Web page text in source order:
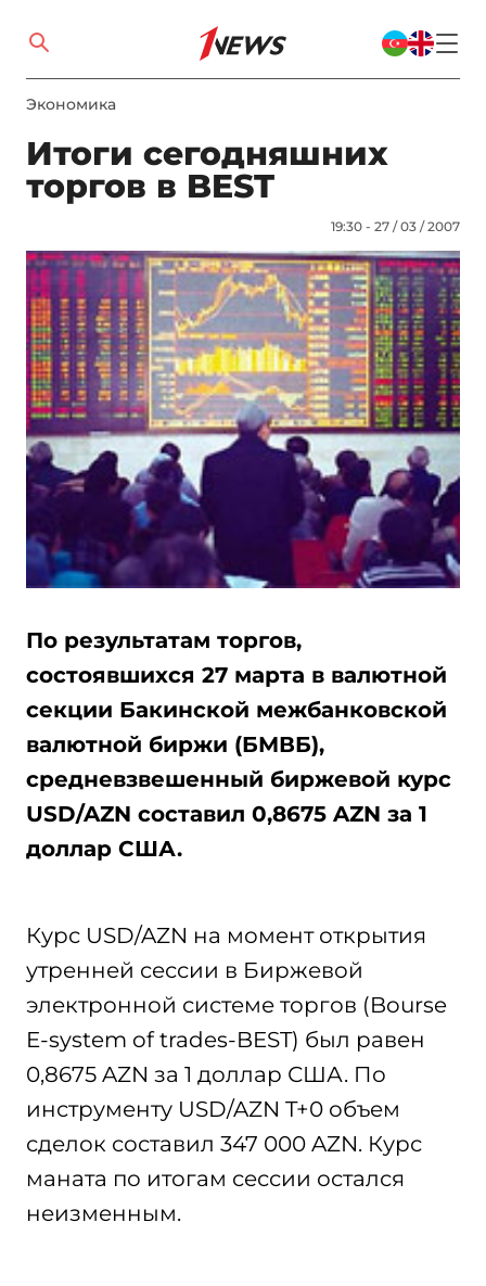
Экономика
Итоги сегодняшних
торгов в BEST
19:30 - 27 / 03 / 2007
По результатам торгов,
состоявшихся 27 марта в валютной
секции Бакинской межбанковской
валютной биржи (БМВБ),
средневзвешенный биржевой курс
USD/AZN составил 0,8675 AZN за 1
доллар США.
Курс USD/AZN на момент открытия
утренней сессии в Биржевой
электронной системе торгов (Bourse
E-system of trades-BEST) был равен
0,8675 AZN за 1 доллар США. По
инструменту USD/AZN T+0 объем
сделок составил 347 000 AZN. Курс
маната по итогам сессии остался
неизменным.